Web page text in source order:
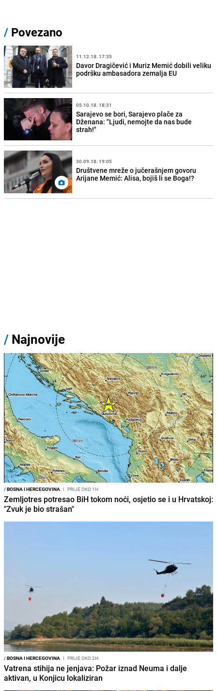
/ Povezano
11.12.18. 17:35
Davor Dragičević i Muriz Memić dobili veliku
podršku ambasadora zemalja EU
05.10.18. 18:31
Sarajevo se bori, Sarajevo plače za
Dženana: "Ljudi, nemojte da nas bude
strah!"
30.09.18. 19:05
Društvene mreže o jučerašnjem govoru
Arijane Memić: Alisa, bojiš li se Boga!?
/ Najnovije
/BOSNA I HERCEGOVINA I PRIJE OKO 1H
Zemljotres potresao BiH tokom noći, osjetio se i u Hrvatskoj:
"Zvuk je bio strašan"
/BOSNA I HERCEGOVINA I PRIJE OKO 2H
Vatrena stihija ne jenjava: Požar iznad Neuma i dalje
aktivan, u Konjicu lokaliziran